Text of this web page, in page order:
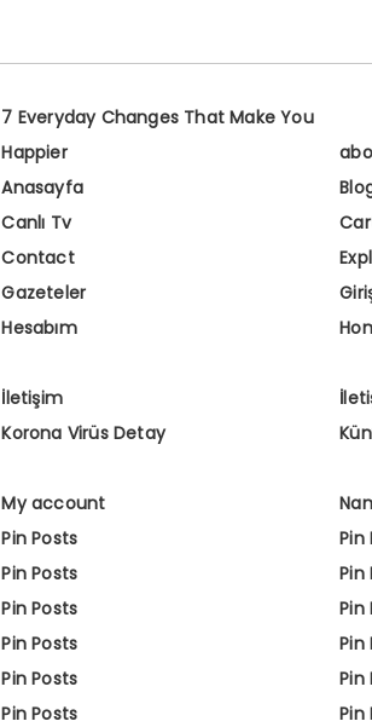
7 Everyday Changes That Make You
Happier
Anasayfa
Canlı Tv
Contact
Gazeteler
Hesabım
İletişim
Korona Virüs Detay
My account
Pin Posts Pin
Pin Posts Pin
Pin Posts Pin
Pin Posts Pin
Pin Posts Pin
Pin Posts Pin